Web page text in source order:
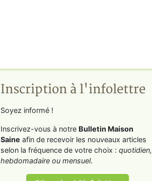
Inscription à l'infolettre
Soyez informé !
Inscrivez-vous à notre Bulletin Maison
Saine afin de recevoir les nouveaux articles
selon la fréquence de votre choix : quotidien,
hebdomadaire ou mensuel.